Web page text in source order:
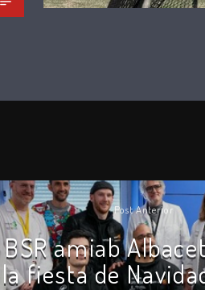
Post Anterior
amiab
fiesta de